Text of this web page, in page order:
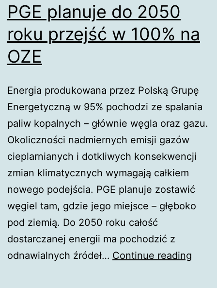
PGE planuje do 2050
roku przejść w 100% na
OZE
Energia produkowana przez Polską Grupę
Energetyczną w 95% pochodzi ze spalania
paliw kopalnych – głównie węgla oraz gazu.
Okoliczności nadmiernych emisji gazów
cieplarnianych i dotkliwych konsekwencji
zmian klimatycznych wymagają całkiem
nowego podejścia. PGE planuje zostawić
węgiel tam, gdzie jego miejsce – głęboko
pod ziemią. Do 2050 roku całość
dostarczanej energii ma pochodzić z
odnawialnych źródeł… Continue reading